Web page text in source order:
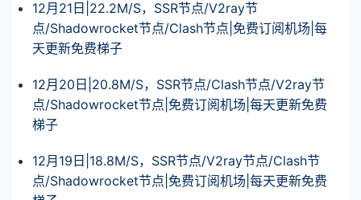
12月21日|22.2M/S，SSR节点/V2ray节
点/Shadowrocket节点/Clash节点|免费订阅机场|每
天更新免费梯子
12月20日|20.8M/S，SSR节点/Clash节点/V2ray节
点/Shadowrocket节点|免费订阅机场|每天更新免费
梯子
12月19日|18.8M/S，SSR节点/V2ray节点/Clash节
点/Shadowrocket节点|免费订阅机场|每天更新免费